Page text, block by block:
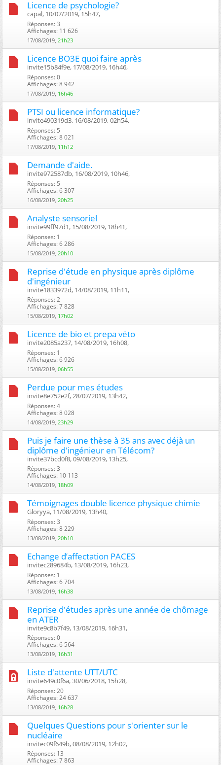
Licence de psychologie?
capal, 10/07/2019, 15h47, ‎
Réponses: 3
Affichages: 11 626
17/08/2019, 21h23
Licence BO3E quoi faire après
invite15b84f9e, 17/08/2019, 16h46, ‎
Réponses: 0
Affichages: 8 942
17/08/2019, 16h46
PTSI ou licence informatique?
invite490319d3, 16/08/2019, 02h54, ‎
Réponses: 5
Affichages: 8 021
17/08/2019, 11h12
Demande d'aide.
invite972587db, 16/08/2019, 10h46, ‎
Réponses: 5
Affichages: 6 307
16/08/2019, 20h25
Analyste sensoriel
invite99ff97d1, 15/08/2019, 18h41, ‎
Réponses: 1
Affichages: 6 286
15/08/2019, 20h10
Reprise d'étude en physique après diplôme
d'ingénieur
invite1833972d, 14/08/2019, 11h11, ‎
Réponses: 2
Affichages: 7 828
15/08/2019, 17h02
Licence de bio et prepa véto
invite2085a237, 14/08/2019, 16h08, ‎
Réponses: 1
Affichages: 6 926
15/08/2019, 06h55
Perdue pour mes études
invite8e752e2f, 28/07/2019, 13h42, ‎
Réponses: 4
Affichages: 8 028
14/08/2019, 23h29
Puis je faire une thèse à 35 ans avec déjà un
diplôme d'ingénieur en Télécom?
invite37bcd0f8, 09/08/2019, 13h25, ‎
Réponses: 3
Affichages: 10 113
14/08/2019, 18h09
Témoignages double licence physique chimie
Gloryya, 11/08/2019, 13h40, ‎
Réponses: 3
Affichages: 8 229
13/08/2019, 20h10
Echange d’affectation PACES
invitec289684b, 13/08/2019, 16h23, ‎
Réponses: 1
Affichages: 6 704
13/08/2019, 16h38
Reprise d'études après une année de chômage
en ATER
invite9c8b7f49, 13/08/2019, 16h31, ‎
Réponses: 0
Affichages: 6 564
13/08/2019, 16h31
Liste d'attente UTT/UTC
invite649c0f6a, 30/06/2018, 15h28, ‎
Réponses: 20
Affichages: 24 637
13/08/2019, 16h28
Quelques Questions pour s'orienter sur le
nucléaire
invitec09f649b, 08/08/2019, 12h02, ‎
Réponses: 13
Affichages: 7 863